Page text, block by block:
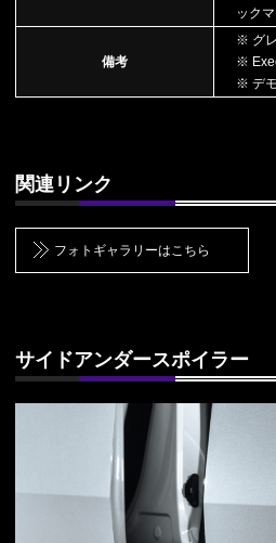
ック
備考
※ グレ
※
※ デ
関連リンク
フォトギャラリーはこちら
サイドアンダースポイラー